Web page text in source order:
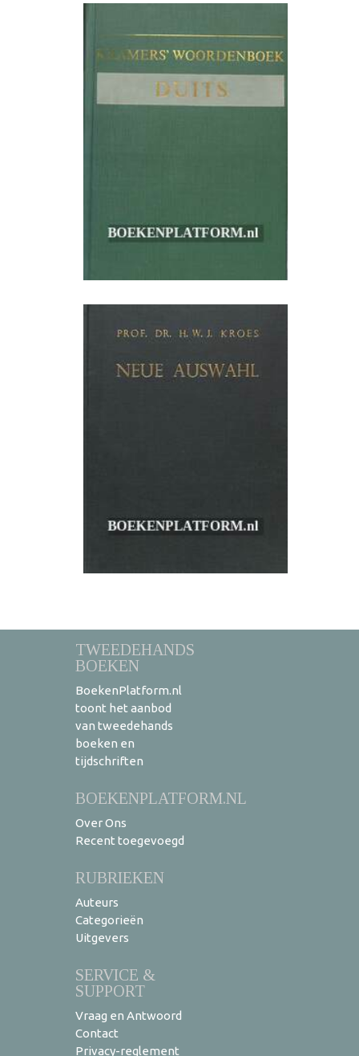
TWEEDEHANDS
BOEKEN
BoekenPlatform.nl
toont het aanbod
van tweedehands
boeken en
tijdschriften
BOEKENPLATFORM.NL
Over Ons
Recent toegevoegd
RUBRIEKEN
Auteurs
Categorieën
Uitgevers
SERVICE &
SUPPORT
Vraag en Antwoord
Contact
Privacy-reglement